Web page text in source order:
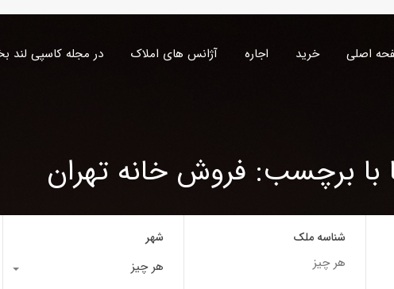
اصلی خرید اجاره آژانس های املاک در مجله کاسپی لند
با برچسب: فروش خانه تهران
شناسه ملک شهر
هر چیز